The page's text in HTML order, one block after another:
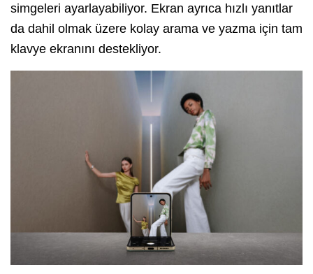
simgeleri ayarlayabiliyor. Ekran ayrıca hızlı yanıtlar
da dahil olmak üzere kolay arama ve yazma için tam
klavye ekranını destekliyor.